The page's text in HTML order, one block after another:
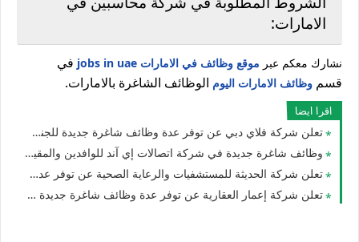
الامارات:
نشارك معكم عبر موقع وظائف في الامارات jobs in uae
في
قسم وظائف الامارات اليوم الوظائف الشاغرة بالامارات.
اقرا ايضا
تعلن شركة فلاي دبي عن توفر عدة وظائف شاغرة جديدة للجنسيين في العديد من التخصصات في الامارات
وظائف شاغرة جديدة في شركة اتصالات إي آند للوافدين والمقيمين والأجانب في الامارات لعام 2026
تعلن شركة الحديثة للمستشفيات والرعاية الصحية عن توفر عدة وظائف شاغرة جديدة في مختلف التخصصات في دبي وأبوظبي
تعلن شركة إعمار العقارية عن توفر عدة وظائف شاغرة جديدة في مختلف التخصصات في الامارات